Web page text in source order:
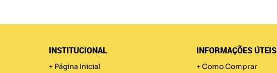
INSTITUCIONAL
Página Inicial
INFORMAÇÕES ÚTEIS
Como Comprar